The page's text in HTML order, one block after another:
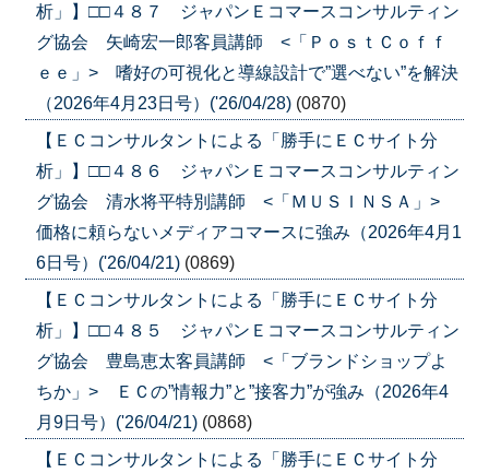
析」】□□４８７ ジャパンＥコマースコンサルティン
グ協会 矢崎宏一郎客員講師 <「ＰｏｓｔＣｏｆｆ
ｅｅ」> 嗜好の可視化と導線設計で”選べない”を解決
（2026年4月23日号）('26/04/28) (0870)
【ＥＣコンサルタントによる「勝手にＥＣサイト分
析」】□□４８６ ジャパンＥコマースコンサルティン
グ協会 清水将平特別講師 <「ＭＵＳＩＮＳＡ」>
価格に頼らないメディアコマースに強み（2026年4月1
6日号）('26/04/21) (0869)
【ＥＣコンサルタントによる「勝手にＥＣサイト分
析」】□□４８５ ジャパンＥコマースコンサルティン
グ協会 豊島恵太客員講師 <「ブランドショップよ
ちか」> ＥＣの”情報力”と”接客力”が強み（2026年4
月9日号）('26/04/21) (0868)
【ＥＣコンサルタントによる「勝手にＥＣサイト分